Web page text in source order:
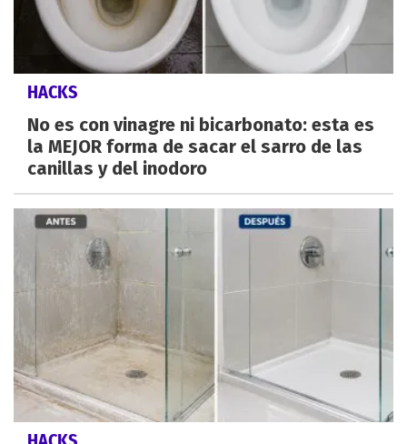
HACKS
No es con vinagre ni bicarbonato: esta es
la MEJOR forma de sacar el sarro de las
canillas y del inodoro